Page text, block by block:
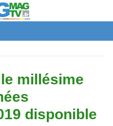
millésime
disponible